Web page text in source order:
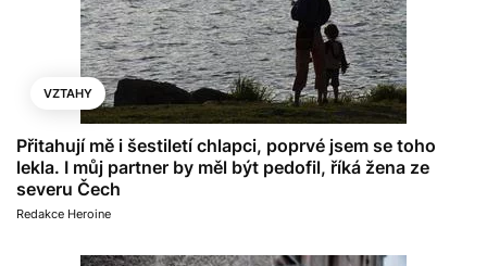
VZTAHY
Přitahují mě i šestiletí chlapci, poprvé jsem se toho
lekla. I můj partner by měl být pedofil, říká žena ze
severu Čech
Redakce Heroine